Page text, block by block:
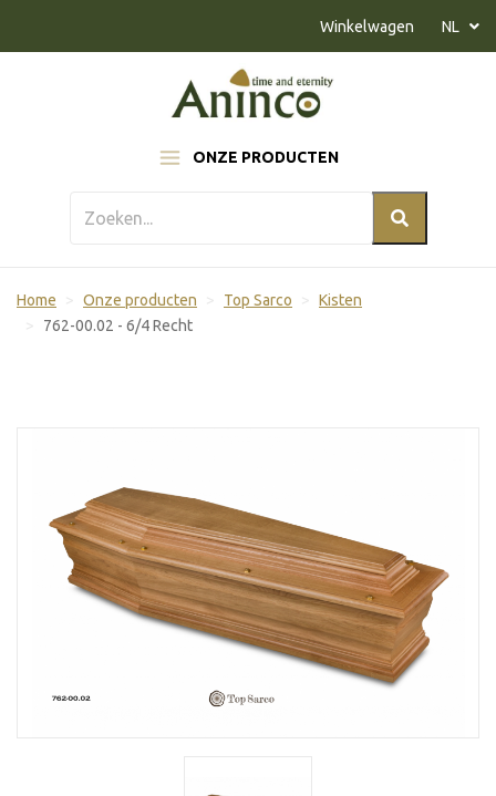
ONZE PRODUCTEN
Winkelwagen NL
Home Onze producten Top Sarco
Kisten
762-00.02 - 6/4 Recht